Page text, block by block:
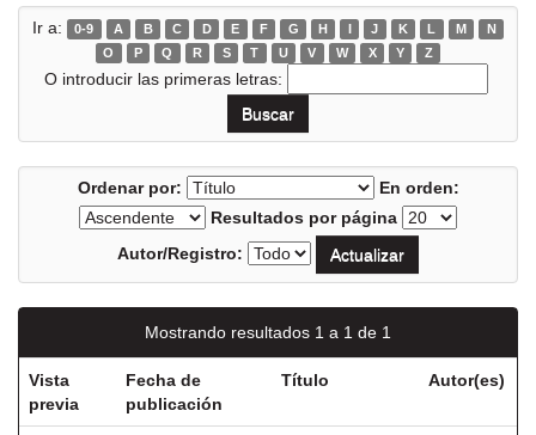
Ir a: 0-9 A B C D E F G H I J K L M
N
O
P Q R S T U V W X Y Z
O introducir las primeras letras:
Ordenar por:
En orden:
Resultados por página
Autor/Registro:
Mostrando resultados 1 a 1 de 1
Vista
previa
Fecha de
publicación
Título Autor(es)